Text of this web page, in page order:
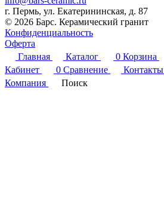
г. Пермь, ул. Екатерининская, д. 87
© 2026 Барс. Керамический гранит
Конфиденциальность
Оферта
Главная
Каталог 0 Корзина
Кабинет
0 Сравнение Контакты
Компания
Поиск